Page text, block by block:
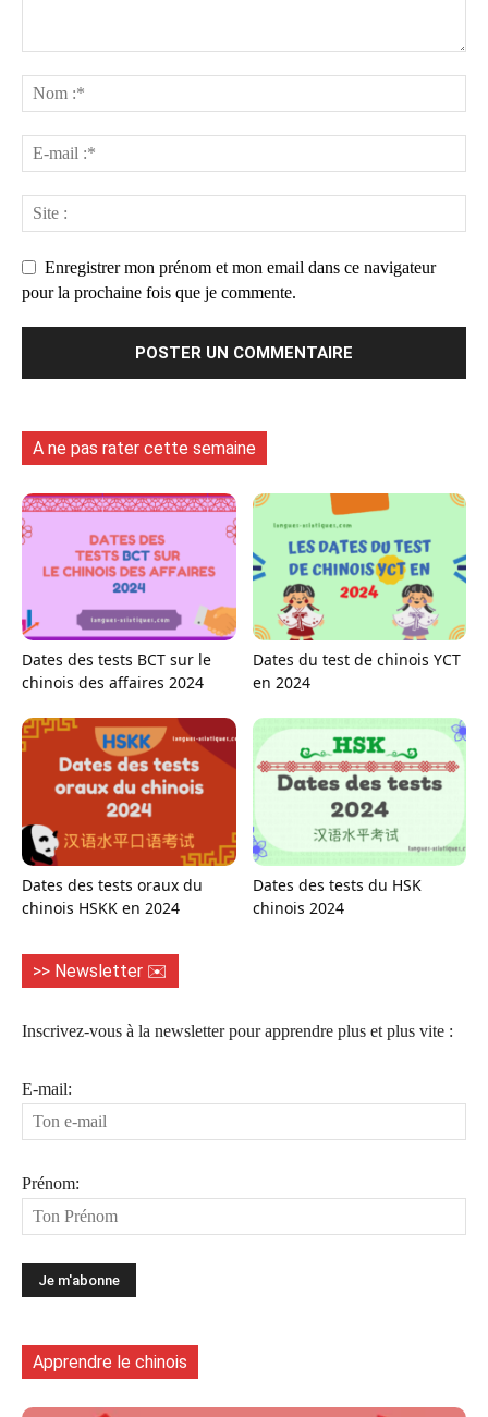
Enregistrer mon prénom et mon email dans ce navigateur
pour la prochaine fois que je commente.
A ne pas rater cette semaine
Dates des tests BCT sur le
chinois des affaires 2024
Dates du test de chinois YCT
en 2024
Dates des tests oraux du
chinois HSKK en 2024
Dates des tests du HSK
chinois 2024
>> Newsletter ✉️
Inscrivez-vous à la newsletter pour apprendre plus et plus vite :
E-mail:
Prénom:
Apprendre le chinois